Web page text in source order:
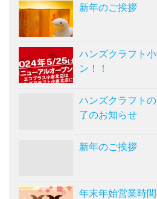
新年のご挨拶
ハンズクラフト
ン！！
ハンズクラフト
了のお知らせ
新年のご挨拶
年末年始営業時